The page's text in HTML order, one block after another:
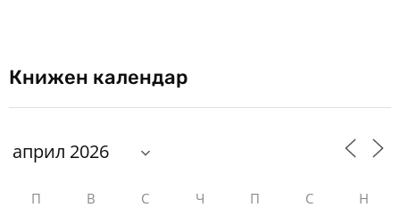
Книжен календар
П В С Ч П С Н